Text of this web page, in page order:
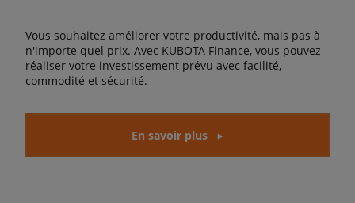
Vous souhaitez améliorer votre productivité, mais pas à
n'importe quel prix. Avec KUBOTA Finance, vous pouvez
réaliser votre investissement prévu avec facilité,
commodité et sécurité.
En savoir plus